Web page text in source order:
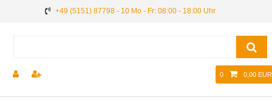
+49 (5151) 87798 - 10 Mo - Fr: 08:00 - 18:00 Uhr
0 0,00 EUR